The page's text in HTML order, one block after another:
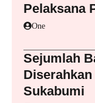
Pelaksana
One
Sejumlah
Sukabumi